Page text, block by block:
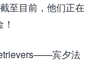
至目前，他们正在
宾夕法